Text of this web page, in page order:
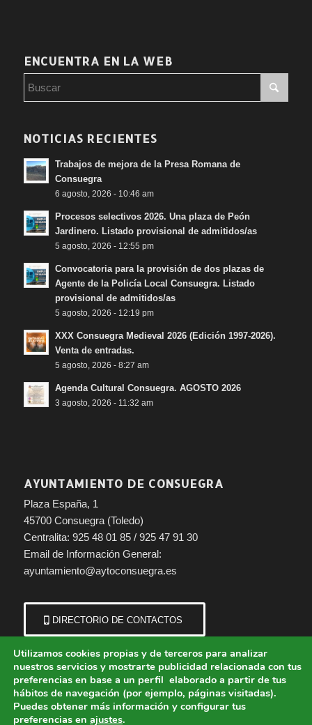
ENCUENTRA EN LA WEB
NOTICIAS RECIENTES
Trabajos de mejora de la Presa Romana de
Consuegra
6 agosto, 2026 - 10:46 am
Procesos selectivos 2026. Una plaza de Peón
Jardinero. Listado provisional de admitidos/as
5 agosto, 2026 - 12:55 pm
Convocatoria para la provisión de dos plazas de
Agente de la Policía Local Consuegra. Listado
provisional de admitidos/as
5 agosto, 2026 - 12:19 pm
XXX Consuegra Medieval 2026 (Edición 1997-2026).
Venta de entradas.
5 agosto, 2026 - 8:27 am
Agenda Cultural Consuegra. AGOSTO 2026
3 agosto, 2026 - 11:32 am
AYUNTAMIENTO DE CONSUEGRA
Plaza España, 1
45700 Consuegra (Toledo)
Centralita: 925 48 01 85 / 925 47 91 30
Email de Información General:
ayuntamiento@aytoconsuegra.es
DIRECTORIO DE CONTACTOS
© Copyright - Ayuntamiento de Consuegra (Toledo) | Portal municipal.
Utilizamos cookies propias y de terceros para analizar
nuestros servicios y mostrarte publicidad relacionada con tus
preferencias en base a un perfil elaborado a partir de tus
hábitos de navegación (por ejemplo, páginas visitadas).
Puedes obtener más información y configurar tus
preferencias en ajustes.